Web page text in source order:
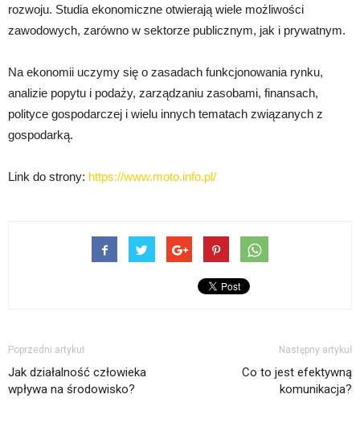
rozwoju. Studia ekonomiczne otwierają wiele możliwości
zawodowych, zarówno w sektorze publicznym, jak i prywatnym.
Na ekonomii uczymy się o zasadach funkcjonowania rynku,
analizie popytu i podaży, zarządzaniu zasobami, finansach,
polityce gospodarczej i wielu innych tematach związanych z
gospodarką.
Link do strony: https://www.moto.info.pl/
Poprzedni artykuł
Jak działalność człowieka
wpływa na środowisko?
Następny artykuł
Co to jest efektywną
komunikacja?